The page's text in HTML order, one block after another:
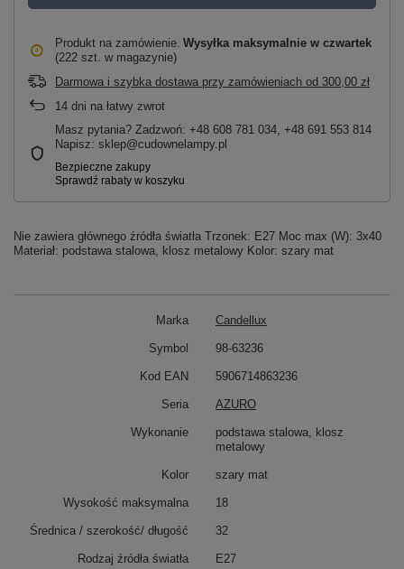
Produkt na zamówienie Wysyłka maksymalnie w czwartek
(222 szt. w magazynie)
Darmowa i szybka dostawa przy zamówieniach od 300,00 zł
14 dni na łatwy zwrot
Masz pytania? Zadzwoń: +48 608 781 034, +48 691 553 814
Napisz: sklep@cudownelampy.pl
Nie zawiera głównego źródła światła Trzonek: E27 Moc max (W): 3x40
Materiał: podstawa stalowa, klosz metalowy Kolor: szary mat
Marka Candellux
Symbol 98-63236
Kod EAN 5906714863236
Seria AZURO
Wykonanie
podstawa stalowa, klosz
metalowy
Kolor szary mat
Wysokość maksymalna 18
Średnica / szerokość/ długość 32
Rodzaj źródła światła E27